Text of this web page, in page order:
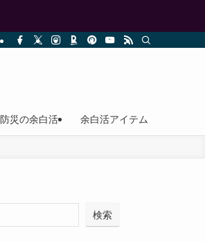
防災の余白活 余白活アイテム
検索